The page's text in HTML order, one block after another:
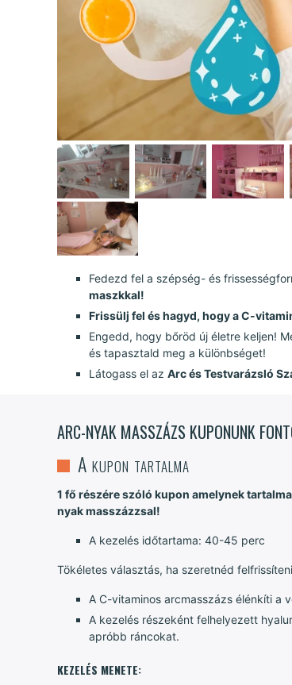
Fedezd fel a szépség- és
maszkkal!
Frissülj fel és hagyd, hogy a C-
Engedd, hogy bőröd új életre keljen!
és tapasztald meg a különbséget!
Látogass el az Arc és Testvarázsló
ARC-NYAK MASSZÁZS KUPONUNK
A kupon tartalma
1 fő részére szóló kupon amelynek
nyak masszázzsal!
A kezelés időtartama: 40-45 perc
Tökéletes választás, ha szeretnéd
A C-vitaminos arcmasszázs élénkíti a
A kezelés részeként felhelyezett
apróbb ráncokat.
KEZELÉS MENETE: